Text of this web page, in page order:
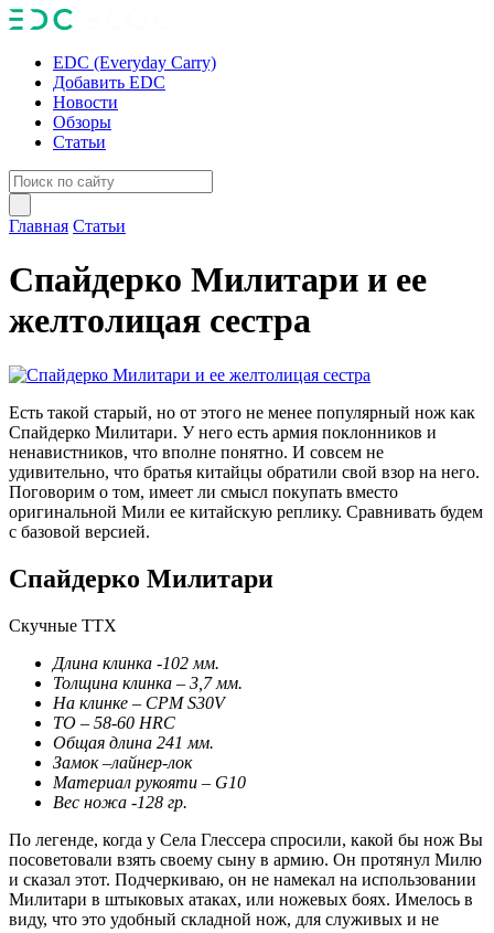
EDC (Everyday Carry)
Добавить EDC
Новости
Обзоры
Статьи
Главная Статьи
Спайдерко Милитари и ее
желтолицая сестра
Есть такой старый, но от этого не менее популярный нож как
Спайдерко Милитари. У него есть армия поклонников и
ненавистников, что вполне понятно. И совсем не
удивительно, что братья китайцы обратили свой взор на него.
Поговорим о том, имеет ли смысл покупать вместо
оригинальной Мили ее китайскую реплику. Сравнивать будем
с базовой версией.
Спайдерко Милитари
Скучные ТТХ
Длина клинка -102 мм.
Толщина клинка – 3,7 мм.
На клинке – CPM S30V
ТО – 58-60 HRC
Общая длина 241 мм.
Замок –лайнер-лок
Материал рукояти – G10
Вес ножа -128 гр.
По легенде, когда у Села Глессера спросили, какой бы нож Вы
посоветовали взять своему сыну в армию. Он протянул Милю
и сказал этот. Подчеркиваю, он не намекал на использовании
Милитари в штыковых атаках, или ножевых боях. Имелось в
виду, что это удобный складной нож, для служивых и не